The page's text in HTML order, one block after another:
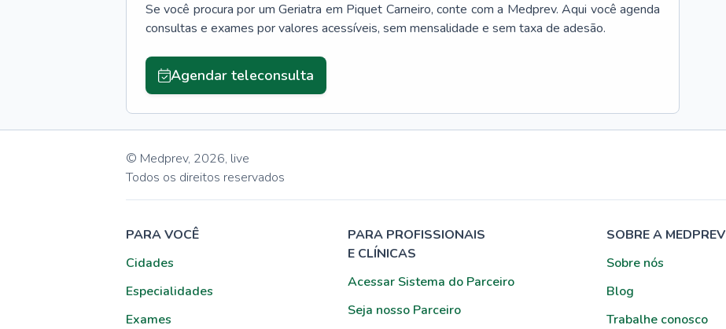
Se você procura por um Geriatra em Piquet Carneiro, conte com a Medprev. Aqui você agenda
consultas e exames por valores acessíveis, sem mensalidade e sem taxa de adesão.
Agendar teleconsulta
© Medprev, 2026, live
Todos os direitos reservados
PARA VOCÊ
Cidades
Especialidades
Exames
PARA PROFISSIONAIS
E CLÍNICAS
Acessar Sistema do Parceiro
Seja nosso Parceiro
SOBRE A MEDPREV
Sobre nós
Blog
Trabalhe conosco